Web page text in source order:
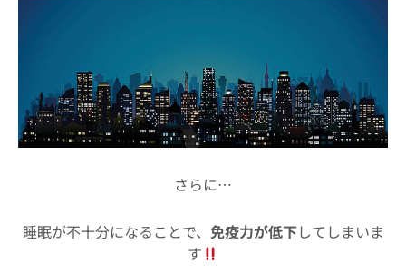
さらに…
睡眠が不十分になることで、 免疫力が低下してしまいま
す